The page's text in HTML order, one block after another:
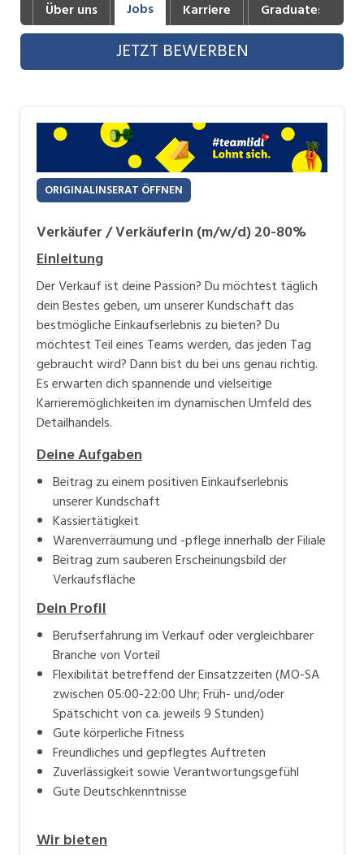
Industrie, Maschinenbau, Anlagenbau,
Produktion
Informatik, Telekommunikation
Körperpflege, Wellness
Marketing, Kommunikation, Medien, Druck
Mechanik, Elektronik, Optik, Textil (Fertigung)
Medizin, Gesundheitswesen, Pflege
Sicherheit, Rettung, Polizei, Zoll
Verkauf, Handel, Kundenberatung,
Aussendienst
Über uns Jobs Karriere Graduates
JETZT BEWERBEN
ORIGINALINSERAT ÖFFNEN
Verkäufer / Verkäuferin (m/w/d) 20-80%
Einleitung
Der Verkauf ist deine Passion? Du möchtest täglich
dein Bestes geben, um unserer Kundschaft das
bestmögliche Einkaufserlebnis zu bieten? Du
möchtest Teil eines Teams werden, das jeden Tag
gebraucht wird? Dann bist du bei uns genau richtig.
Es erwarten dich spannende und vielseitige
Karrieremöglichkeiten im dynamischen Umfeld des
Detailhandels.
Deine Aufgaben
Beitrag zu einem positiven Einkaufserlebnis
unserer Kundschaft
Kassiertätigkeit
Warenverräumung und -pflege innerhalb der Filiale
Beitrag zum sauberen Erscheinungsbild der
Verkaufsfläche
Dein Profil
Berufserfahrung im Verkauf oder vergleichbarer
Branche von Vorteil
Flexibilität betreffend der Einsatzzeiten (MO-SA
zwischen 05:00-22:00 Uhr; Früh- und/oder
Spätschicht von ca. jeweils 9 Stunden)
Gute körperliche Fitness
Freundliches und gepflegtes Auftreten
Zuverlässigkeit sowie Verantwortungsgefühl
Gute Deutschkenntnisse
Wir bieten